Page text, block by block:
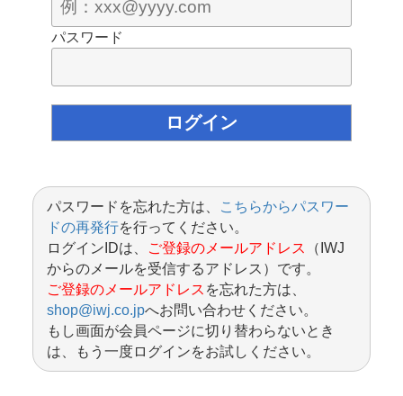
パスワード
パスワードを忘れた方は、
こちらからパスワー
ドの再発行を行ってください。
ログインIDは、
ご登録のメールアドレス
（IWJ
からのメールを受信するアドレス）です。
ご登録のメールアドレス を忘れた方は、
shop@iwj.co.jpへお問い合わせください。
もし画面が会員ページに切り替わらないとき
は、もう一度ログインをお試しください。